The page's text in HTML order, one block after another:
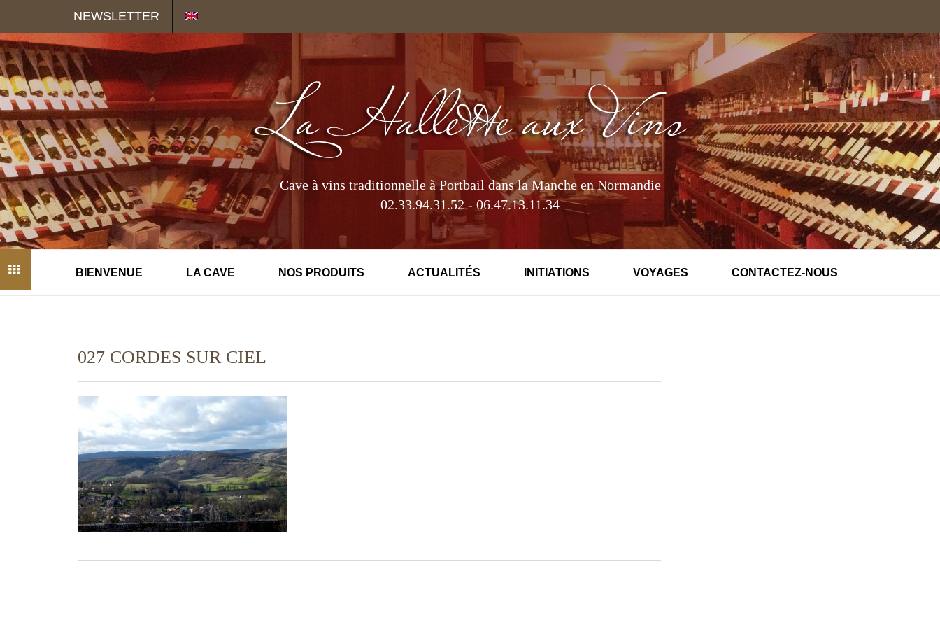
NEWSLETTER
Cave à vins traditionnelle à Portbail dans la Manche en Normandie
02.33.94.31.52 - 06.47.13.11.34
BIENVENUE LA CAVE NOS PRODUITS ACTUALITÉS INITIATIONS VOYAGES CONTACTEZ-NOUS
027 CORDES SUR CIEL
Panneau de gestion des cookies